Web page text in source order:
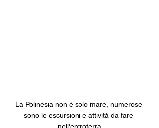
La Polinesia non è solo mare, numerose
sono le escursioni e attività da fare
nell'entroterra